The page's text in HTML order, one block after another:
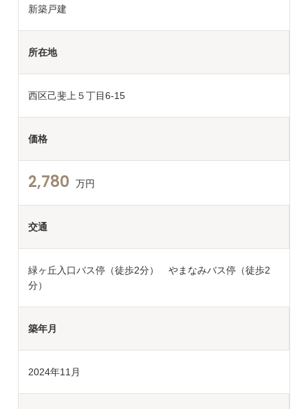
新築戸建
所在地
西区己斐上５丁目6-15
価格
2,780 万円
交通
緑ヶ丘入口バス停（徒歩2分） やまなみバス停（徒歩2
分）
築年月
2024年11月